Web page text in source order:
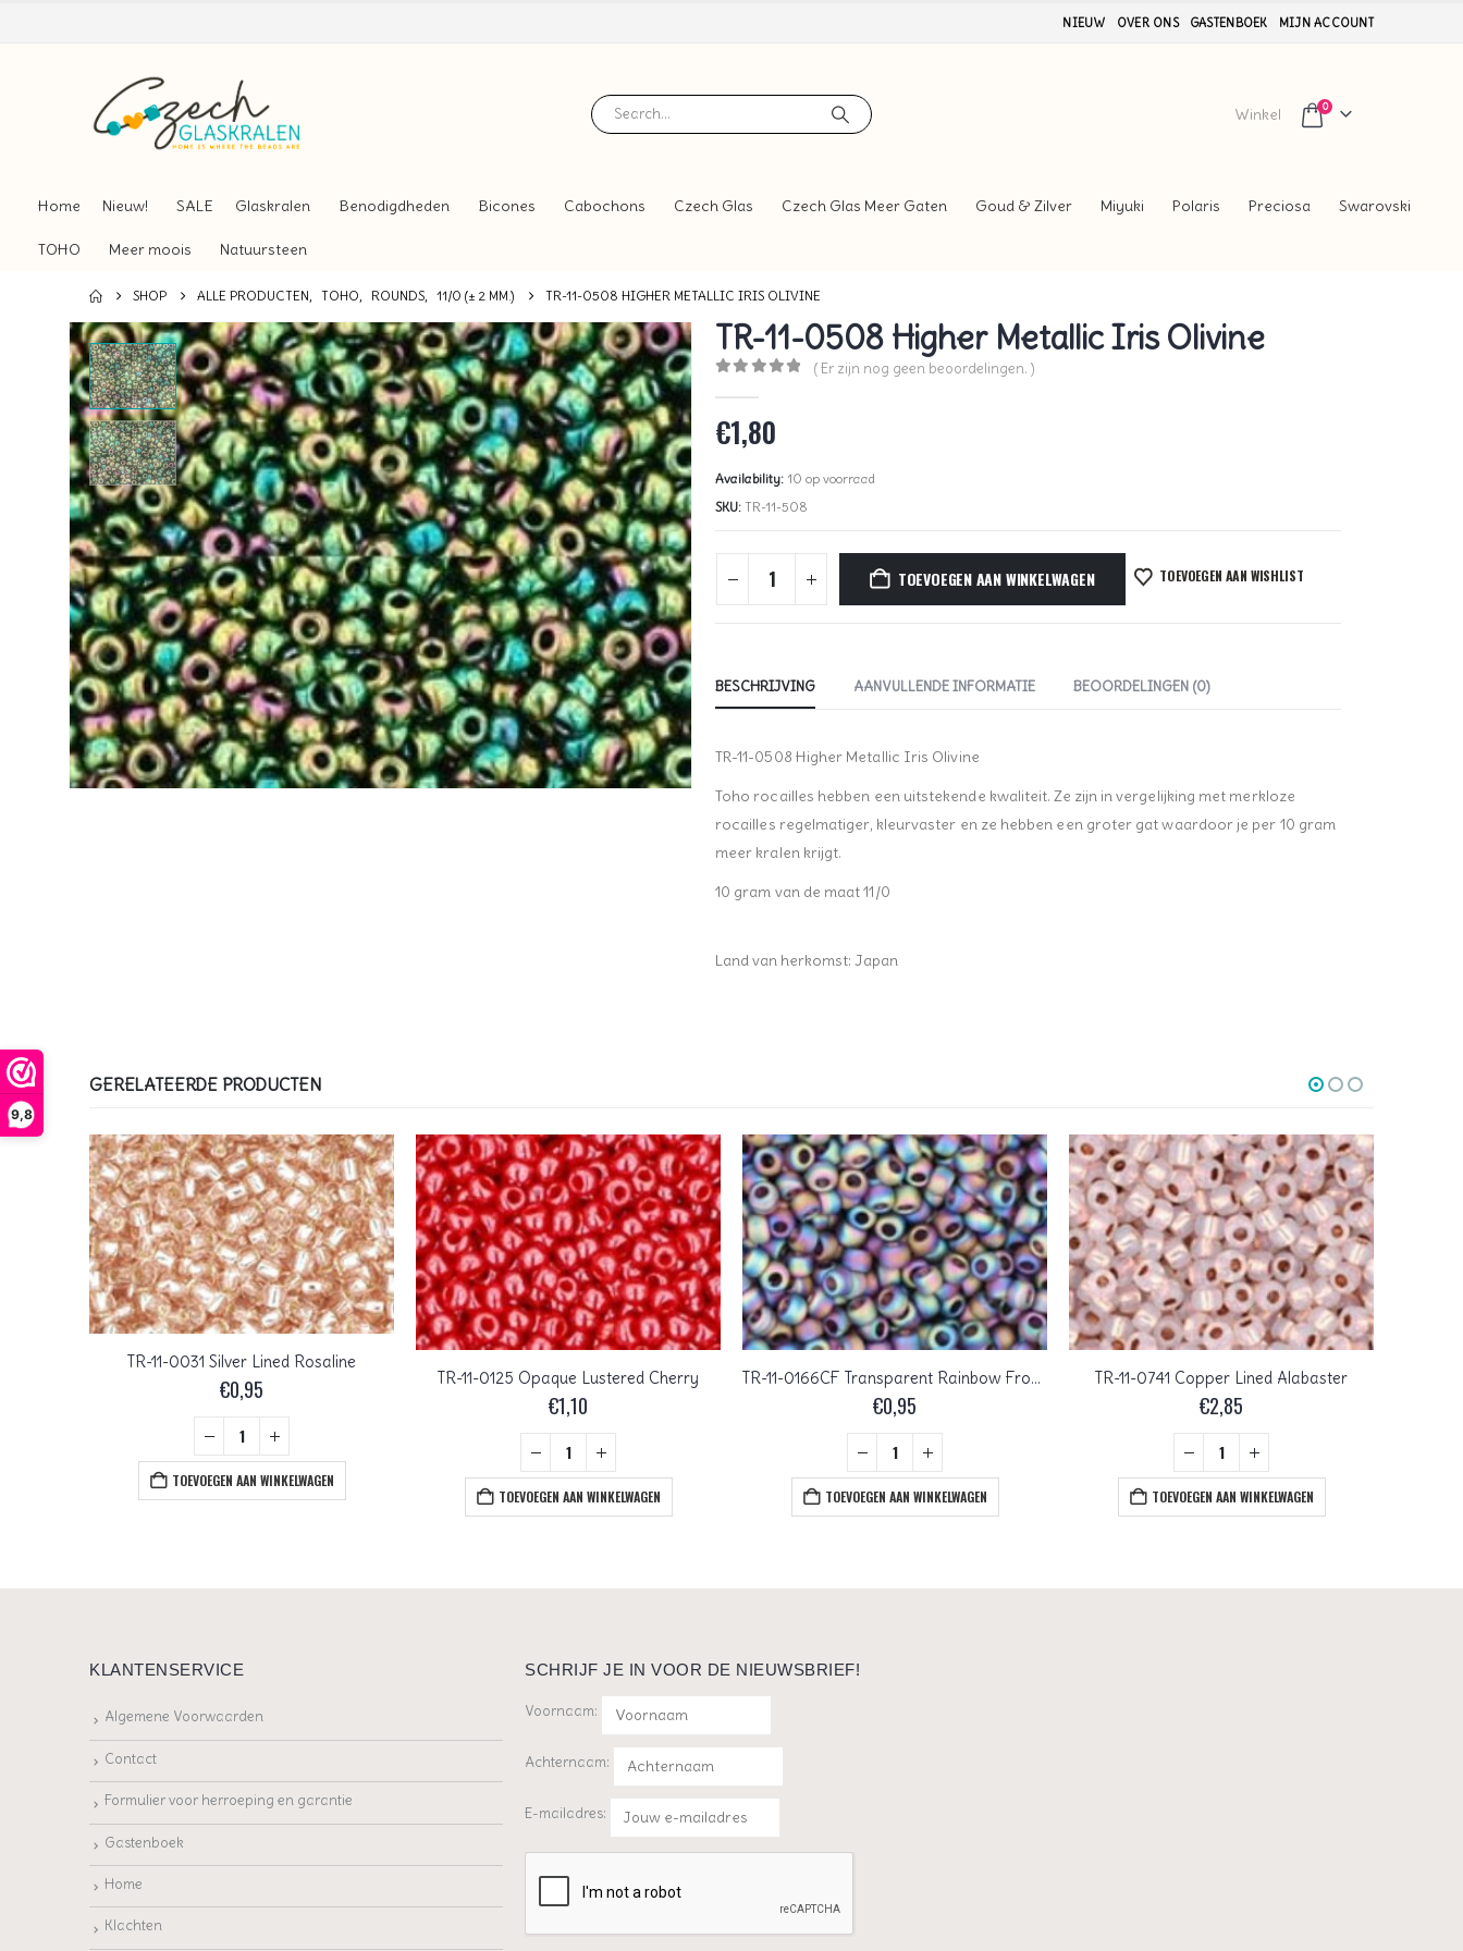
9,8
NIEUW OVER ONS GASTENBOEK MIJN ACCOUNT
Winkel 0
Home Nieuw! SALE Glaskralen Benodigdheden Bicones Cabochons Czech Glas Czech Glas Meer Gaten Goud & Zilver Miyuki Polaris Preciosa Swarovski
TOHO Meer moois Natuursteen
SHOP ALLE PRODUCTEN, TOHO, ROUNDS, 11/0 (± 2 MM.) TR-11-0508 HIGHER METALLIC IRIS OLIVINE
TR-11-0508 Higher Metallic Iris Olivine
( Er zijn nog geen beoordelingen. )
€1,80
Availability: 10 op voorraad
SKU: TR-11-508
TOEVOEGEN AAN WINKELWAGEN TOEVOEGEN AAN WISHLIST
BESCHRIJVING AANVULLENDE INFORMATIE BEOORDELINGEN (0)
TR-11-0508 Higher Metallic Iris Olivine
Toho rocailles hebben een uitstekende kwaliteit. Ze zijn in vergelijking met merkloze
rocailles regelmatiger, kleurvaster en ze hebben een groter gat waardoor je per 10 gram
meer kralen krijgt.
10 gram van de maat 11/0
Land van herkomst: Japan
GERELATEERDE PRODUCTEN
TR-11-0031 Silver Lined Rosaline
€0,95
TOEVOEGEN AAN WINKELWAGEN
TR-11-0125 Opaque Lustered Cherry
€1,10
TOEVOEGEN AAN WINKELWAGEN
TR-11-0166CF Transparent Rainbow Frosted Amethyst
€0,95
TOEVOEGEN AAN WINKELWAGEN
TR-11-0741 Copper Lined Alabaster
€2,85
TOEVOEGEN AAN WINKELWAGEN
KLANTENSERVICE
Algemene Voorwaarden
Contact
Formulier voor herroeping en garantie
Gastenboek
Home
Klachten
SCHRIJF JE IN VOOR DE NIEUWSBRIEF!
Voornaam:
Achternaam:
E-mailadres: